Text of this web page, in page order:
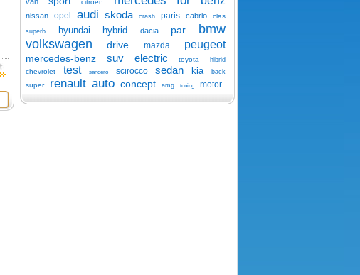
citroen
nissan opel audi skoda crash paris cabrio clas
superb hyundai hybrid dacia par
bmw
volkswagen
drive mazda peugeot
mercedes-benz suv electric toyota hibrid
chevrolet test sandero scirocco sedan kia back
super renault auto concept amg tuning motor